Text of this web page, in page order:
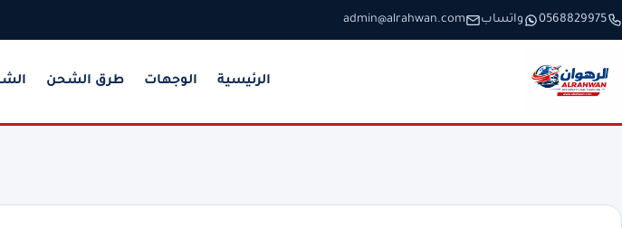
تخطَّ إلى المحتوى
0568829975 واتساب admin@alrahwan.com
الرئيسية الوجهات طرق الشحن